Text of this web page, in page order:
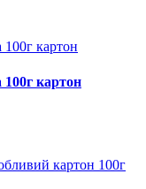
картон